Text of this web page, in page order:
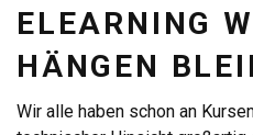
ELEARNING
HÄNGEN
Wir alle haben schon an